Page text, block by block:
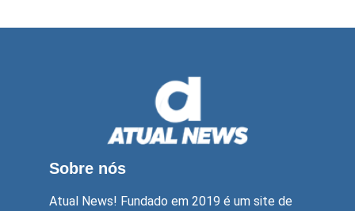
Sobre nós
Atual News! Fundado em 2019 é um site de